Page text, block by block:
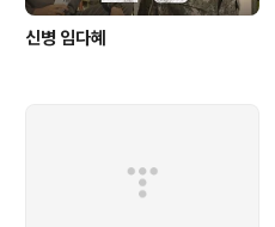
신병 임다혜